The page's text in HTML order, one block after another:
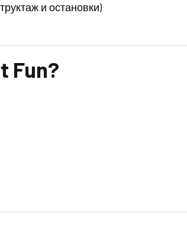
и остановки)
Fun?